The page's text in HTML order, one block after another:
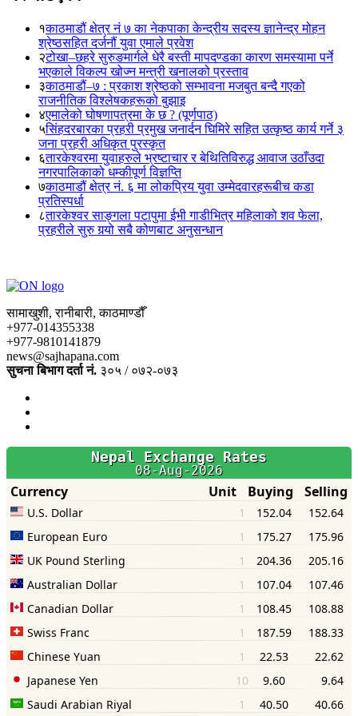
१काठमाडौं क्षेत्र नं ७ का नेकपाका केन्द्रीय सदस्य ज्ञानेन्द्र मोहन
श्रेष्ठसहित दर्जनौं युवा एमाले प्रवेश
२टोखा–छहरे सुरुङमार्गले धेरै बस्ती मापदण्डका कारण समस्यामा पर्ने
भएकाले विकल्प खोज्न मन्त्री खनालको प्रस्ताव
३काठमाडौं–७ : प्रकाश श्रेष्ठको सम्भावना मजबुत बन्दै गएको
राजनीतिक विश्लेषकहरूको बुझाइ
४एमालेको घोषणापत्रमा के छ ? (पूर्णपाठ)
५सिंहदरबारका प्रहरी प्रमुख जनार्दन घिमिरे सहित उत्कृष्ठ कार्य गर्ने ३
जना प्रहरी अधिकृत पुरस्कृत
६तारकेश्वरमा युवाहरुले भ्रष्टाचार र बेथितिविरुद्ध आवाज उठाँउदा
नगरपालिकाको धम्कीपूर्ण विज्ञप्ति
७काठमाडौं क्षेत्र नं. ६ मा लोकप्रिय युवा उम्मेदवारहरूबीच कडा
प्रतिस्पर्धा
८तारकेश्वर साङ्गला पटापुमा ईभी गाडीभित्र महिलाको शव फेला,
प्रहरीले सुरु गर्‍यो सबै कोणबाट अनुसन्धान
सामाखुशी, रानीबारी, काठमाण्डौँ
+977-014355338
+977-9810141879
news@sajhapana.com
सुचना बिभाग दर्ता नं. ३०५ / ०७२-०७३